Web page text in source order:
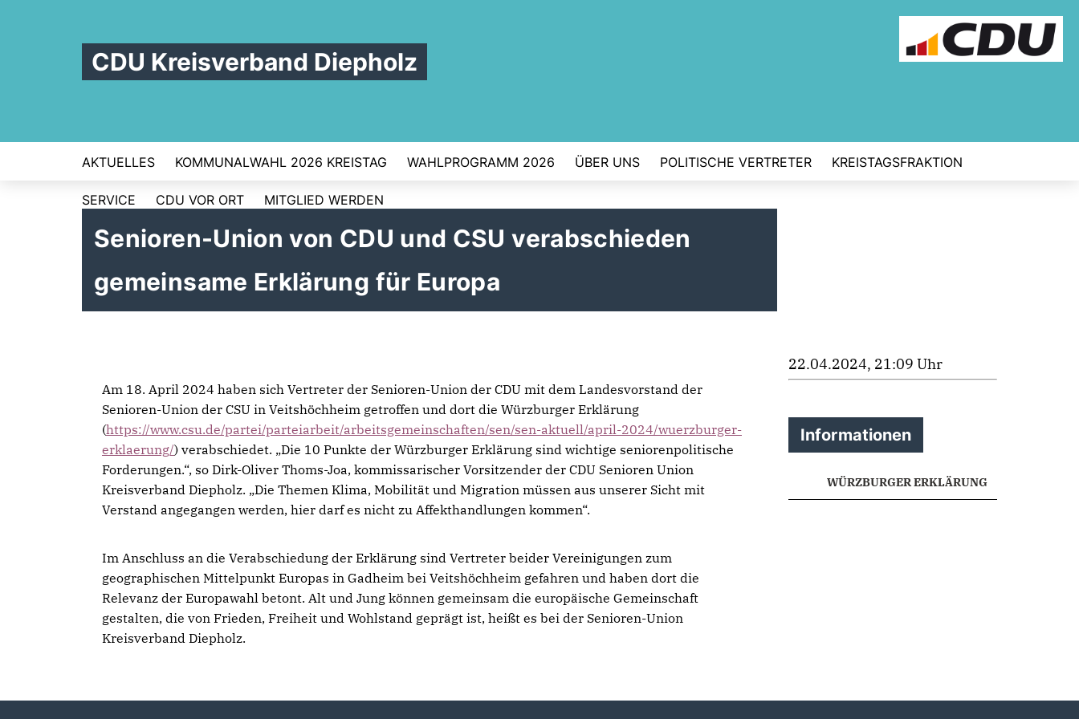
CDU Kreisverband Diepholz
AKTUELLES KOMMUNALWAHL 2026 KREISTAG WAHLPROGRAMM 2026 ÜBER UNS POLITISCHE VERTRETER KREISTAGSFRAKTION
SERVICE CDU VOR ORT MITGLIED WERDEN
Senioren-Union von CDU und CSU verabschieden
gemeinsame Erklärung für Europa
Am 18. April 2024 haben sich Vertreter der Senioren-Union der CDU mit dem Landesvorstand der
Senioren-Union der CSU in Veitshöchheim getroffen und dort die Würzburger Erklärung
(https://www.csu.de/partei/parteiarbeit/arbeitsgemeinschaften/sen/sen-aktuell/april-2024/wuerzburger-
erklaerung/) verabschiedet. „Die 10 Punkte der Würzburger Erklärung sind wichtige seniorenpolitische
Forderungen.“, so Dirk-Oliver Thoms-Joa, kommissarischer Vorsitzender der CDU Senioren Union
Kreisverband Diepholz. „Die Themen Klima, Mobilität und Migration müssen aus unserer Sicht mit
Verstand angegangen werden, hier darf es nicht zu Affekthandlungen kommen“.
Im Anschluss an die Verabschiedung der Erklärung sind Vertreter beider Vereinigungen zum
geographischen Mittelpunkt Europas in Gadheim bei Veitshöchheim gefahren und haben dort die
Relevanz der Europawahl betont. Alt und Jung können gemeinsam die europäische Gemeinschaft
gestalten, die von Frieden, Freiheit und Wohlstand geprägt ist, heißt es bei der Senioren-Union
Kreisverband Diepholz.
22.04.2024, 21:09 Uhr
Informationen
WÜRZBURGER ERKLÄRUNG